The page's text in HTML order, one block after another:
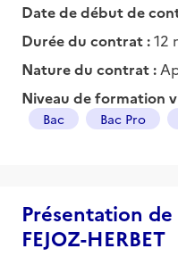
Date de début de
Durée du contrat :12
Nature du contrat :
Niveau de formation
Bac Bac Pro
Présentation
FEJOZ-HERBET